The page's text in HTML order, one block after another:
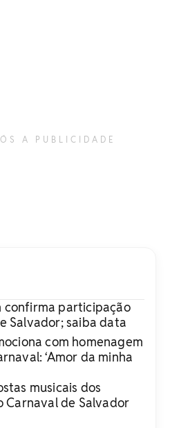
A PUBLICIDADE
confirma participação
Salvador; saiba data
com homenagem
‘Amor da minha
musicais dos
Carnaval de Salvador